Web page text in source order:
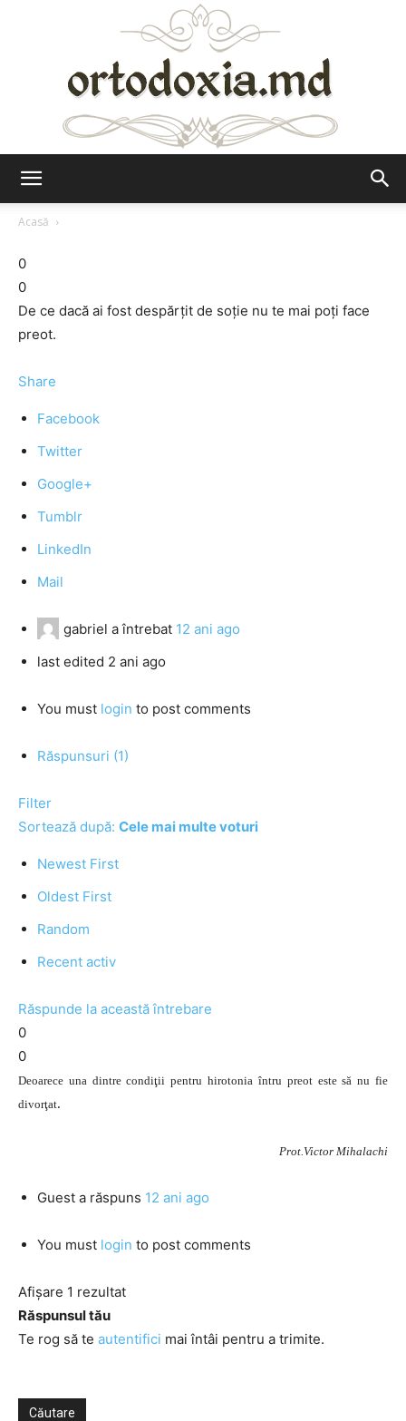
Acasă
0
0
De ce dacă ai fost despărţit de soţie nu te mai poţi face
preot.
Share
Facebook
Twitter
Google+
Tumblr
LinkedIn
Mail
gabriel a întrebat 12 ani ago
last edited 2 ani ago
You must login to post comments
Răspunsuri (1)
Filter
Sortează după: Cele mai multe voturi
Newest First
Oldest First
Random
Recent activ
Răspunde la această întrebare
0
0
Deoarece una dintre condiţiipentru hirotonia întru preotestesă nu fie
divorţat.
Prot.Victor Mihalachi
Guest a răspuns 12 ani ago
You must login to post comments
Afișare 1 rezultat
Răspunsul tău
Te rog să te autentifici mai întâi pentru a trimite.
Căutare